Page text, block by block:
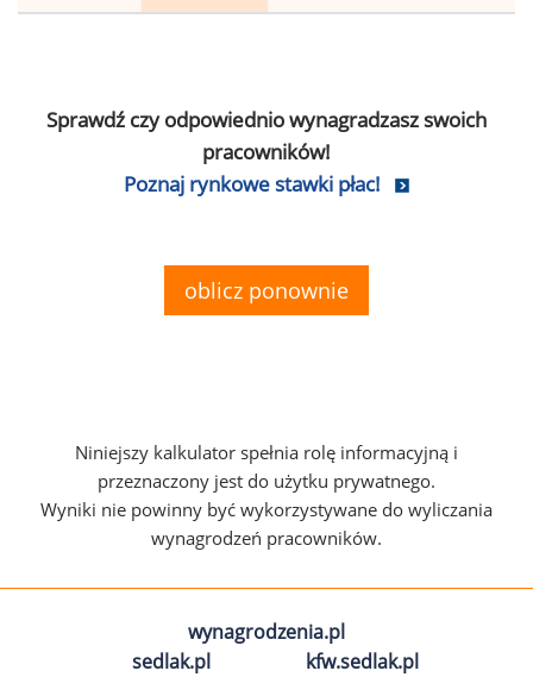
Sprawdź czy odpowiednio wynagradzasz swoich
pracowników!
Poznaj rynkowe stawki płac!
oblicz ponownie
Niniejszy kalkulator spełnia rolę informacyjną i
przeznaczony jest do użytku prywatnego.
Wyniki nie powinny być wykorzystywane do wyliczania
wynagrodzeń pracowników.
wynagrodzenia.pl
sedlak.pl
kfw.sedlak.pl